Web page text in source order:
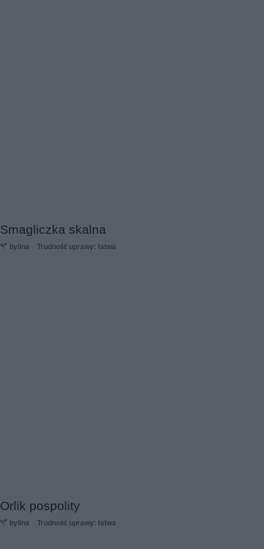
Smagliczka skalna
bylina Trudność uprawy: łatwa
Orlik pospolity
bylina Trudność uprawy: łatwa